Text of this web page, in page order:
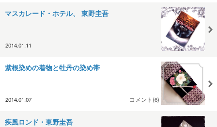
マスカレード・ホテル、 東野圭吾
2014.01.11
紫根染めの着物と牡丹の染め帯
2014.01.07 コメント(6)
疾風ロンド・東野圭吾